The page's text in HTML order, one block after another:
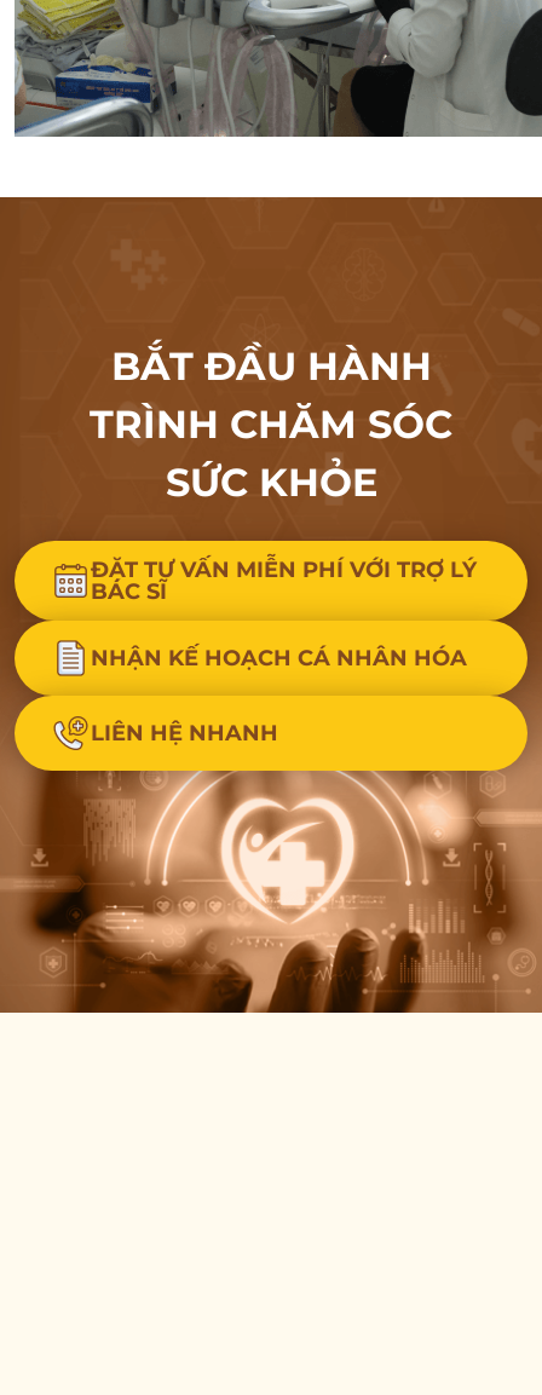
BẮT ĐẦU HÀNH
TRÌNH CHĂM SÓC
SỨC KHỎE
ĐẶT TƯ VẤN MIỄN PHÍ VỚI TRỢ LÝ
BÁC SĨ
NHẬN KẾ HOẠCH CÁ NHÂN HÓA
LIÊN HỆ NHANH